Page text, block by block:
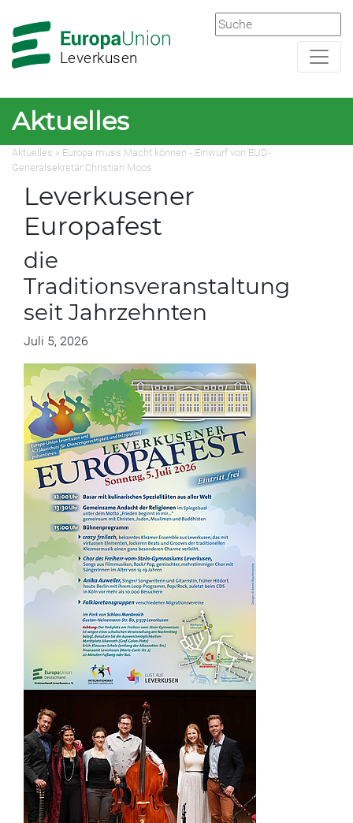
Hauptnavigation
Hauptbereich
Leverkusen
Aktuelles
Aktuelles » Europa muss Macht können - Einwurf von EUD-
Generalsekretär Christian Moos
Leverkusener
Europafest
die
Traditionsveranstaltung
seit Jahrzehnten
Juli 5, 2026